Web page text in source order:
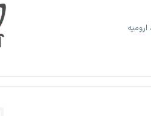
ارومیه